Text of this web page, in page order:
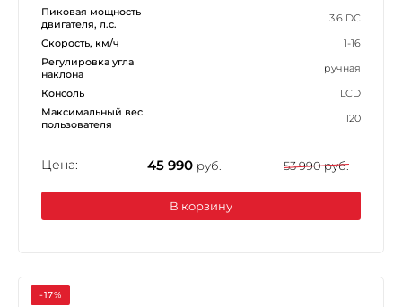
Пиковая мощность
двигателя, л.с.
3.6 DC
Скорость, км/ч
1-16
Регулировка угла
наклона
ручная
Консоль
LCD
Максимальный вес
пользователя
120
Цена: 45 990 руб. 53 990 руб.
В корзину
-17%